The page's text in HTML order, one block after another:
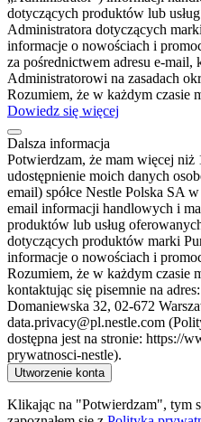
dotyczących produktów lub
Administratora dotyczących
informacje o nowościach i
za pośrednictwem adresu e-mail,
Administratorowi na zasadach
Rozumiem, że w każdym czasie
Dowiedz się więcej
Dalsza informacja
Potwierdzam, że mam więcej niż
udostępnienie moich danych
email) spółce Nestle Polska SA
email informacji handlowych i
produktów lub usług
dotyczących produktów marki
informacje o nowościach i
Rozumiem, że w każdym czasie
kontaktując się pisemnie na
Domaniewska 32, 02-672
data.privacy@pl.nestle.com
dostępna jest na stronie: https://
prywatnosci-nestle).
Utworzenie konta
Klikając na "Potwierdzam", tym